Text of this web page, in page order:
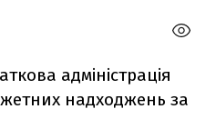
адміністрація
надходжень за